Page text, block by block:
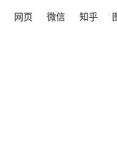
网页 微信 知乎